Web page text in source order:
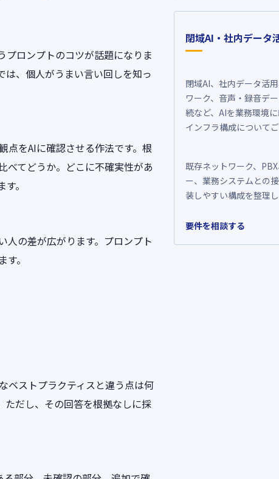
プロンプトのコツが話題になりま
は、個人がうまい言い回しを知っ
点をAIに確認させる作法です。根
べてどうか。どこに不確実性があ
。
人の差が広がります。プロンプト
。
ベストプラクティスと違う点は何
ただし、その回答を根拠なしに採
閉域AI・社内データ
閉域AI、社内データ活
ワーク、音声・録音デ
続など、AIを業務環境
インフラ構成について
既存ネットワーク、
ー、業務システムとの
装しやすい構成を整理し
要件を相談する